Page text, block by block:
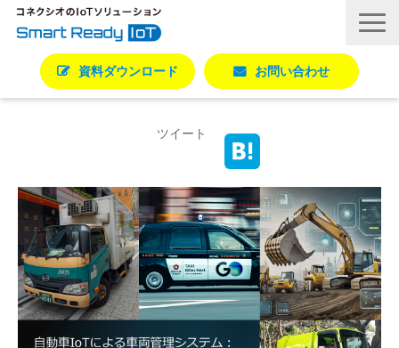
資料ダウンロード お問い合わせ
コネクシオIoTの強み
導入事例
ブログ
お役立ち資料
パートナー一覧
ツイート